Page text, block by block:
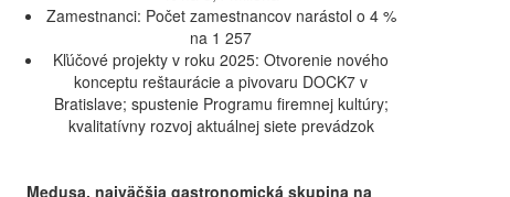
Zamestnanci: Počet zamestnancov narástol o 4 %
na 1 257
Kľúčové projekty v roku 2025: Otvorenie nového
konceptu reštaurácie a pivovaru DOCK7 v
Bratislave; spustenie Programu firemnej kultúry;
kvalitatívny rozvoj aktuálnej siete prevádzok
Medusa, najväčšia gastronomická skupina na